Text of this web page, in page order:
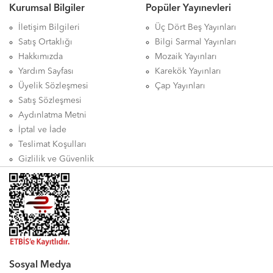
Kurumsal Bilgiler
İletişim Bilgileri
Satış Ortaklığı
Hakkımızda
Yardım Sayfası
Üyelik Sözleşmesi
Satış Sözleşmesi
Aydınlatma Metni
İptal ve İade
Teslimat Koşulları
Gizlilik ve Güvenlik
Popüler Yayınevleri
Üç Dört Beş Yayınları
Bilgi Sarmal Yayınları
Mozaik Yayınları
Karekök Yayınları
Çap Yayınları
Sosyal Medya